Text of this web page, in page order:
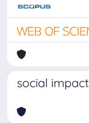
social impact